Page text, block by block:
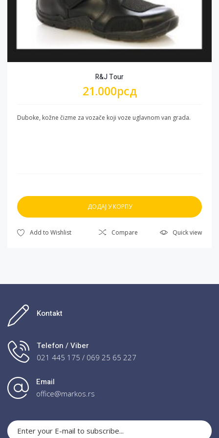
R&J Tour
21.000рсд
Duboke, kožne čizme za vozače koji voze uglavnom van grada.
ДОДАЈ У КОРПУ
Add to Wishlist Compare Quick view
Kontakt
Telefon / Viber
021 445 175 / 069 25 65 227
Email
office@markos.rs